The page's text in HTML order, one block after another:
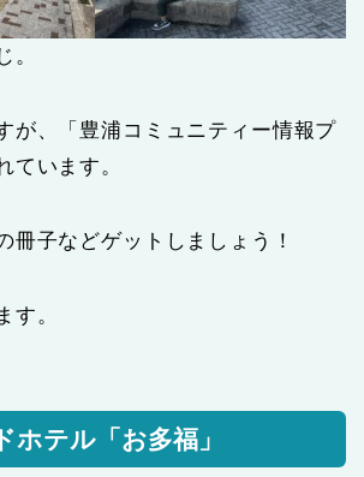
。
が、「豊浦コミュニティー情報プ
ています。
冊子などゲットしましょう！
す。
ホテル「お多福」